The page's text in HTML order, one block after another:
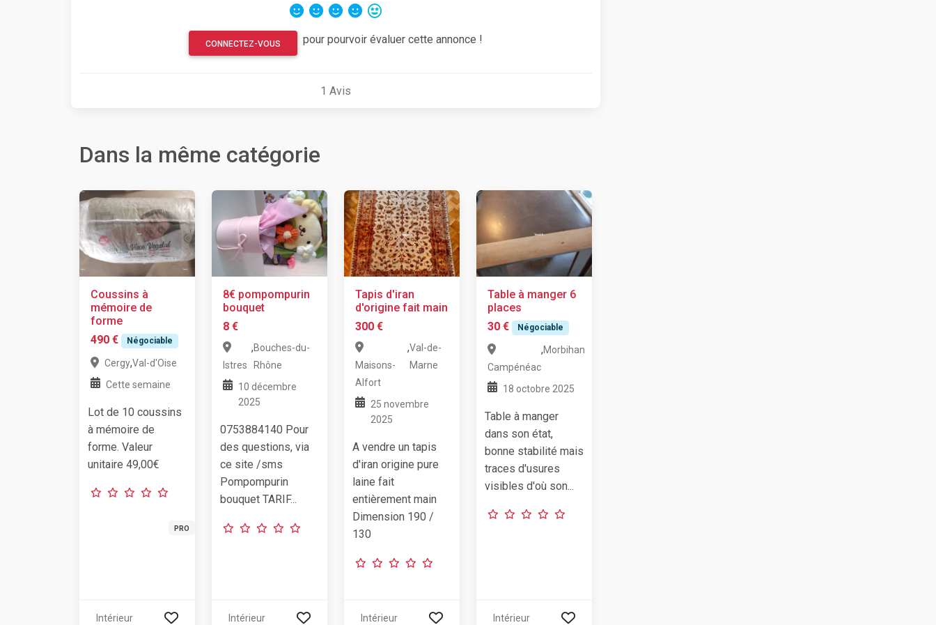
CONNECTEZ-VOUS pour pourvoir évaluer cette annonce !
1 Avis
Dans la même catégorie
Coussins à
mémoire de
forme
490 €
Négociable
Cergy,Val-d'Oise
Cette semaine
Lot de 10 coussins
à mémoire de
forme. Valeur
unitaire 49,00€
PRO
Intérieur
8€ pompompurin
bouquet
8 €
Istres
,Bouches-du-
Rhône
10 décembre
2025
0753884140 Pour
des questions, via
ce site /sms
Pompompurin
bouquet TARIF...
Intérieur
Tapis d'iran
d'origine fait main
300 €
Maisons-
Alfort
,Val-de-
Marne
25 novembre
2025
A vendre un tapis
d'iran origine pure
laine fait
entièrement main
Dimension 190 /
130
Intérieur
Table à manger 6
places
30 €
Négociable
Campénéac
,Morbihan
18 octobre 2025
Table à manger
dans son état,
bonne stabilité mais
traces d'usures
visibles d'où son...
Intérieur